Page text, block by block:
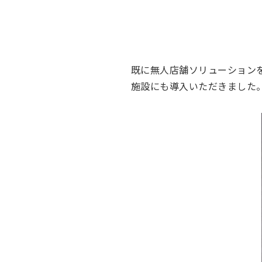
既に無人店舗ソリューショ
施設にも導入いただきました